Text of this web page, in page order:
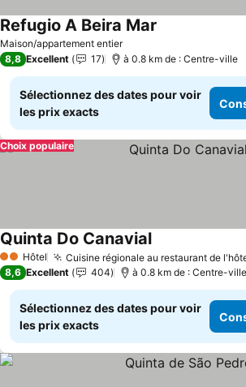
Maison/appartement entier
Refugio A Beira Mar
8,8 Excellent 17 à 0.8 km de : Centre-ville
Sélectionnez des dates pour voir
les prix exacts
Choix populaire
2 Étoiles
Hôtel Cuisine régionale au restaurant de
Quinta Do Canavial
8,6 Excellent 404 à 0.8 km de : Centre-ville
Sélectionnez des dates pour voir
les prix exacts